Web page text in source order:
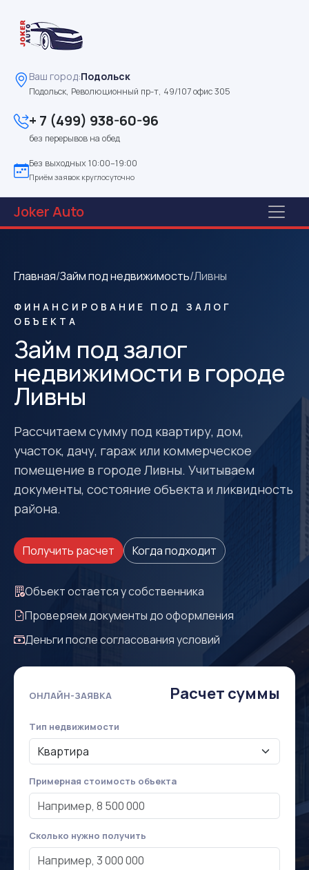
Ваш город:Подольск
Подольск, Революционный пр-т, 49/107 офис 305
+ 7 (499) 938-60-96
без перерывов на обед
Без выходных 10:00–19:00
Приём заявок круглосуточно
JokerAuto
Главная/Займ под недвижимость/Ливны
ФИНАНСИРОВАНИЕ ПОД ЗАЛОГ
ОБЪЕКТА
Займ под залог
недвижимости в городе
Ливны
Рассчитаем сумму под квартиру, дом,
участок, дачу, гараж или коммерческое
помещение в городе Ливны. Учитываем
документы, состояние объекта и ликвидность
района.
Получить расчет Когда подходит
Объект остается у собственника
Проверяем документы до оформления
Деньги после согласования условий
ОНЛАЙН-ЗАЯВКА Расчет суммы
Тип недвижимости
Примерная стоимость объекта
Сколько нужно получить